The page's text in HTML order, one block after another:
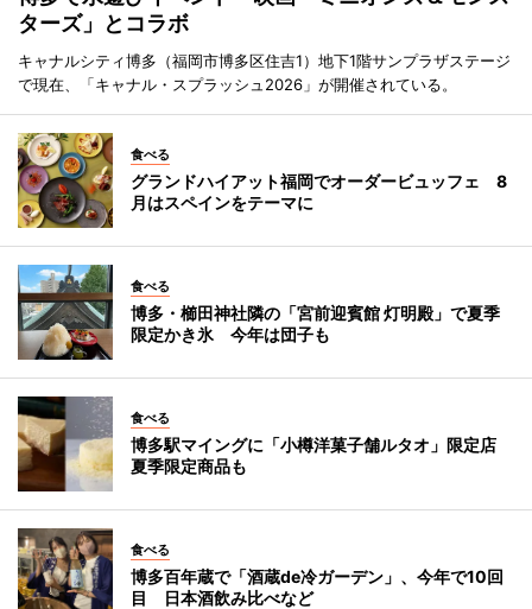
ターズ」とコラボ
キャナルシティ博多（福岡市博多区住吉1）地下1階サンプラザステージ
で現在、「キャナル・スプラッシュ2026」が開催されている。
食べる
グランドハイアット福岡でオーダービュッフェ 8
月はスペインをテーマに
食べる
博多・櫛田神社隣の「宮前迎賓館 灯明殿」で夏季
限定かき氷 今年は団子も
食べる
博多駅マイングに「小樽洋菓子舗ルタオ」限定店
夏季限定商品も
食べる
博多百年蔵で「酒蔵de冷ガーデン」、今年で10回
目 日本酒飲み比べなど